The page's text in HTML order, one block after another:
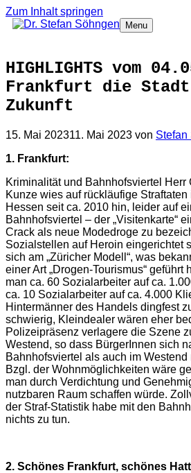
Zum Inhalt springen
Menu
HIGHLIGHTS vom
Frankfurt die
Zukunft
15. Mai 202311. Mai 2023 von Stefan
1. Frankfurt:
Kriminalität und Bahnhofsviertel Herr
Kunze wies auf rückläufige
Hessen seit ca. 2010 hin, leider auf
Bahnhofsviertel – der „Visitenkarte“
Crack als neue Modedroge zu
Sozialstellen auf Heroin eingerichtet
sich am „Züricher Modell“, was
einer Art „Drogen-Tourismus“ geführt
man ca. 60 Sozialarbeiter auf ca.
ca. 10 Sozialarbeiter auf ca. 4.000
Hintermänner des Handels dingfest
schwierig, Kleindealer wären eher
Polizeipräsenz verlagere die Szene
Westend, so dass BürgerInnen sich
Bahnhofsviertel als auch im
Bzgl. der Wohnmöglichkeiten wäre
man durch Verdichtung und
nutzbaren Raum schaffen würde.
der Straf-Statistik habe mit den
nichts zu tun.
2. Schönes Frankfurt, schönes